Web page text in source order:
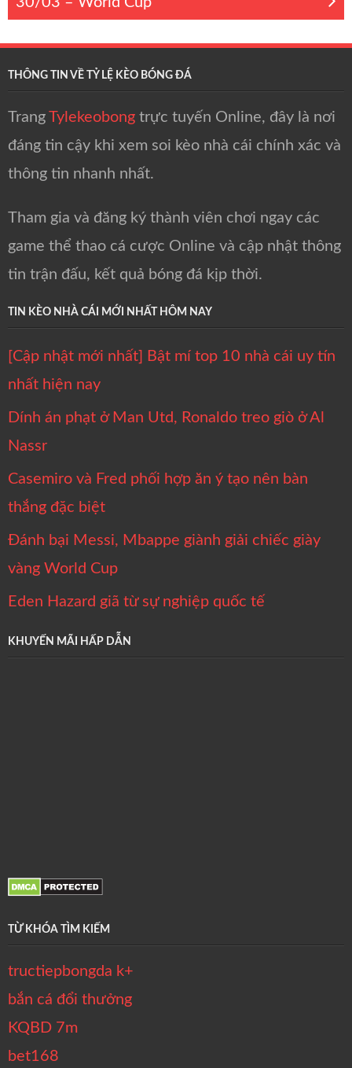
THÔNG TIN VỀ TỶ LỆ KÈO BÓNG ĐÁ
Trang Tylekeobong trực tuyến Online, đây là nơi
đáng tin cậy khi xem soi kèo nhà cái chính xác và
thông tin nhanh nhất.
Tham gia và đăng ký thành viên chơi ngay các
game thể thao cá cược Online và cập nhật thông
tin trận đấu, kết quả bóng đá kịp thời.
TIN KÈO NHÀ CÁI MỚI NHẤT HÔM NAY
[Cập nhật mới nhất] Bật mí top 10 nhà cái uy tín
nhất hiện nay
Dính án phạt ở Man Utd, Ronaldo treo giò ở Al
Nassr
Casemiro và Fred phối hợp ăn ý tạo nên bàn
thắng đặc biệt
Đánh bại Messi, Mbappe giành giải chiếc giày
vàng World Cup
Eden Hazard giã từ sự nghiệp quốc tế
KHUYẾN MÃI HẤP DẪN
TỪ KHÓA TÌM KIẾM
tructiepbongda k+
bắn cá đổi thưởng
KQBD 7m
bet168